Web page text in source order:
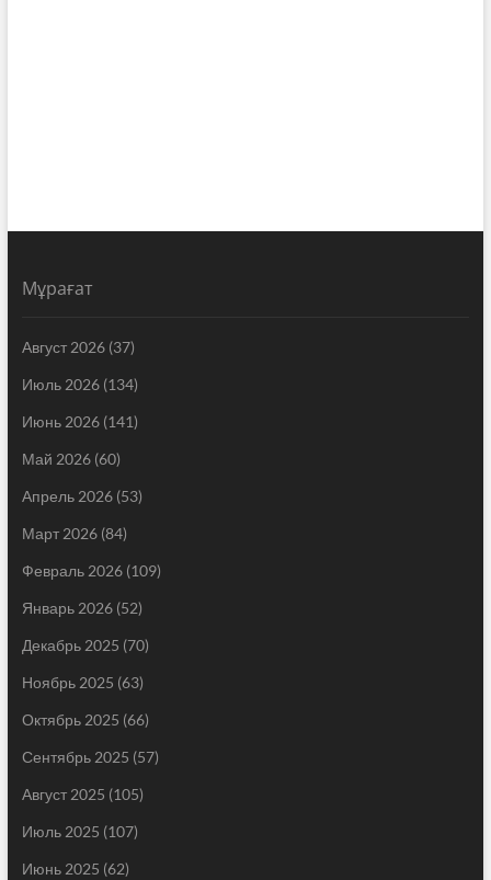
Мұрағат
Август 2026(37)
Июль 2026(134)
Июнь 2026(141)
Май 2026(60)
Апрель 2026(53)
Март 2026(84)
Февраль 2026(109)
Январь 2026(52)
Декабрь 2025 (70)
Ноябрь 2025 (63)
Октябрь 2025 (66)
Сентябрь 2025 (57)
Август 2025 (105)
Июль 2025 (107)
Июнь 2025 (62)